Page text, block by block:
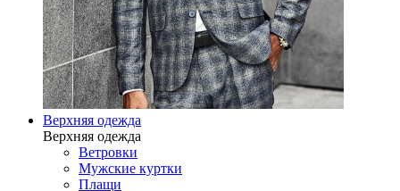
Верхняя одежда
Верхняя одежда
Ветровки
Мужские куртки
Плащи